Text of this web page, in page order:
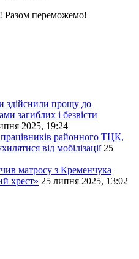
Разом переможемо!
здійснили прощу до
загиблих і безвісти
2025, 19:24
районного ТЦК,
від мобілізації 25
матросу з Кременчука
хрест» 25 липня 2025, 13:02